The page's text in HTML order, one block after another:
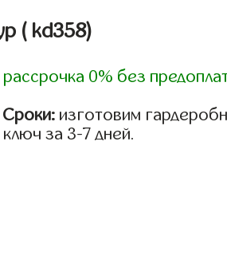
( kd358)
рассрочка 0% без
Сроки: изготовим
ключ за 3-7 дней.